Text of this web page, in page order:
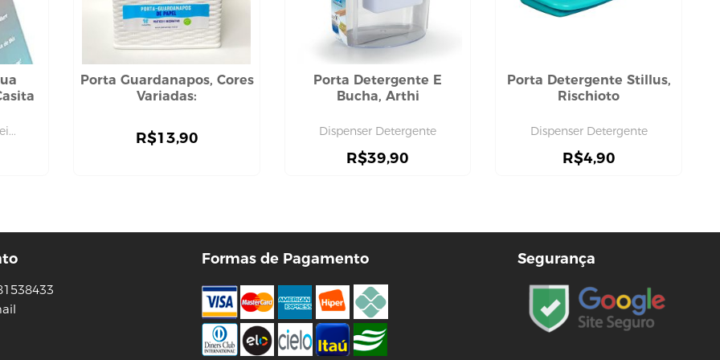
Porta Guardanapos, Cores
Variadas:
R$13,90
Porta Detergente E
Bucha, Arthi
Dispenser Detergente
R$39,90
Porta Detergente Stillus,
Rischioto
Dispenser Detergente
R$4,90
Formas de Pagamento Segurança